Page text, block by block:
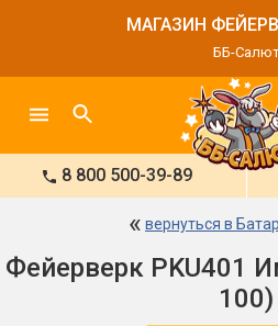
МАГАЗИН
ББ-
8 800 500-39-89
« вернуться в
Фейерверк PKU401
100)